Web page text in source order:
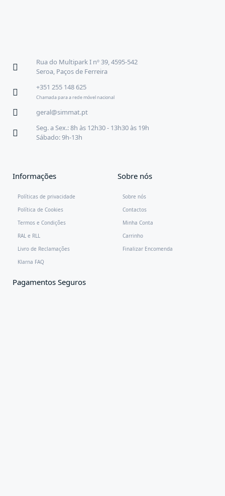
Rua do Multipark I nº 39, 4595-542
Seroa, Paços de Ferreira
+351 255 148 625
Chamada para a rede móvel nacional
geral@simmat.pt
Seg. a Sex.: 8h às 12h30 - 13h30 às 19h
Sábado: 9h-13h
Informações
Políticas de privacidade
Política de Cookies
Termos e Condições
RAL e RLL
Livro de Reclamações
Klarna FAQ
Sobre nós
Sobre nós
Contactos
Minha Conta
Carrinho
Finalizar Encomenda
Pagamentos Seguros